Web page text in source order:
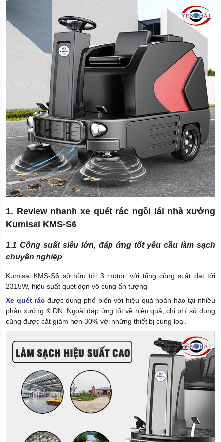
Trọng lượng sản phẩm
Điện áp 48V
Thời gian làm việc liên tục 3 - 5h
Chính hãng
1. Review nhanh xe quét rác ngồi lái nhà xưởng
Kumisai KMS-S6
1.1 Công suất siêu lớn, đáp ứng tốt yêu cầu làm sạch
chuyên nghiệp
Kumisai KMS-S6 sở hữu tới 3 motor, với tổng công suất đạt tới
2315W, hiệu suất quét dọn vô cùng ấn tượng
Xe quét rácđược dùng phổ biến với hiệu quả hoàn hảo tại nhiều
phân xưởng & DN. Ngoài đáp ứng tốt về hiệu quả, chi phí sử dụng
cũng được cắt giảm hơn 30% với những thiết bị cùng loại.